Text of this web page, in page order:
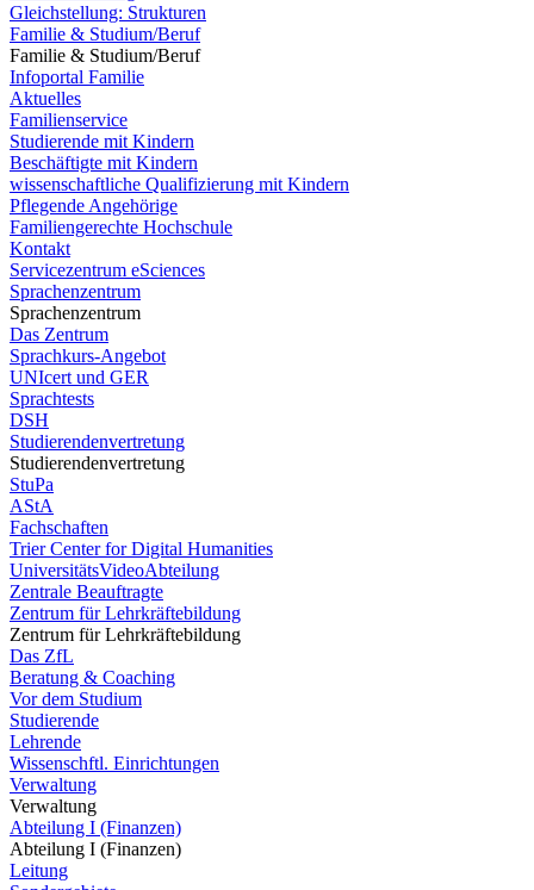
Gleichstellung: Strukturen
Familie & Studium/Beruf
Familie & Studium/Beruf
Infoportal Familie
Aktuelles
Familienservice
Studierende mit Kindern
Beschäftigte mit Kindern
wissenschaftliche Qualifizierung mit Kindern
Pflegende Angehörige
Familiengerechte Hochschule
Kontakt
Servicezentrum eSciences
Sprachenzentrum
Sprachenzentrum
Das Zentrum
Sprachkurs-Angebot
UNIcert und GER
Sprachtests
DSH
Studierendenvertretung
Studierendenvertretung
StuPa
AStA
Fachschaften
Trier Center for Digital Humanities
UniversitätsVideoAbteilung
Zentrale Beauftragte
Zentrum für Lehrkräftebildung
Zentrum für Lehrkräftebildung
Das ZfL
Beratung & Coaching
Vor dem Studium
Studierende
Lehrende
Wissenschftl. Einrichtungen
Verwaltung
Verwaltung
Abteilung I (Finanzen)
Abteilung I (Finanzen)
Leitung